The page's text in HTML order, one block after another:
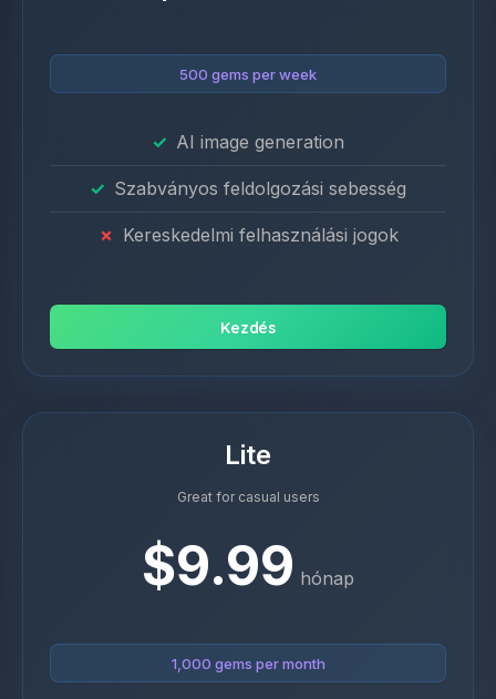
500 gems per week
AI image generation
Szabványos feldolgozási sebesség
Kereskedelmi felhasználási jogok
Kezdés
Lite
Great for casual users
$9.99 hónap
1,000 gems per month